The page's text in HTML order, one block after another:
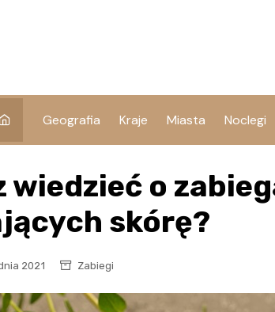
Geografia Kraje Miasta Noclegi
wiedzieć o
skórę?
2021 Zabiegi